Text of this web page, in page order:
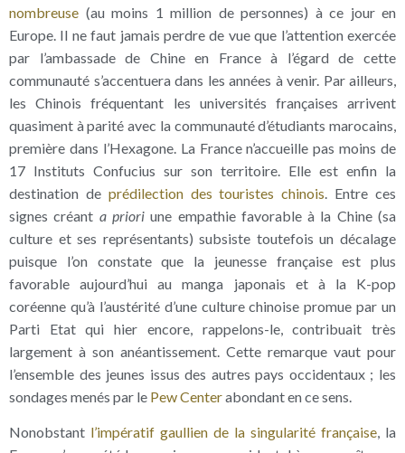
nombreuse (au moins 1 million de personnes) à ce jour en
Europe. Il ne faut jamais perdre de vue que l’attention exercée
par l’ambassade de Chine en France à l’égard de cette
communauté s’accentuera dans les années à venir. Par ailleurs,
les Chinois fréquentant les universités françaises arrivent
quasiment à parité avec la communauté d’étudiants marocains,
première dans l’Hexagone. La France n’accueille pas moins de
17 Instituts Confucius sur son territoire. Elle est enfin la
destination de prédilection des touristes chinois. Entre ces
signes créant a prioriune empathie favorable à la Chine (sa
culture et ses représentants) subsiste toutefois un décalage
puisque l’on constate que la jeunesse française est plus
favorable aujourd’hui au manga japonais et à la K-pop
coréenne qu’à l’austérité d’une culture chinoise promue par un
Parti Etat qui hier encore, rappelons-le, contribuait très
largement à son anéantissement. Cette remarque vaut pour
l’ensemble des jeunes issus des autres pays occidentaux ; les
sondages menés par le Pew Centerabondant en ce sens.
Nonobstant l’impératif gaullien de la singularité française, la